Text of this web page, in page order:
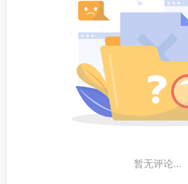
暂无评论...